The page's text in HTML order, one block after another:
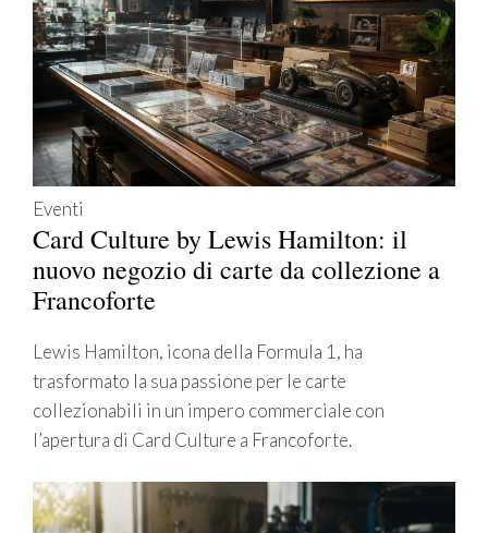
Eventi
Card Culture by Lewis Hamilton: il
nuovo negozio di carte da collezione a
Francoforte
Lewis Hamilton, icona della Formula 1, ha
trasformato la sua passione per le carte
collezionabili in un impero commerciale con
l’apertura di Card Culture a Francoforte.